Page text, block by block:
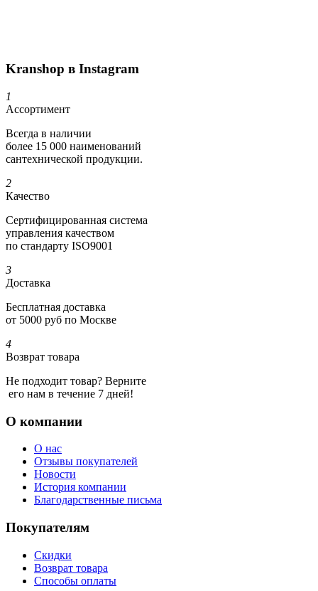
Kranshop в Instagram
1
Ассортимент
Всегда в наличии
более 15 000 наименований
сантехнической продукции.
2
Качество
Сертифициро­ванная система
управления качеством
по стандарту ISO9001
3
Доставка
Бесплатная доставка
от 5000 руб по Москве
4
Возврат товара
Не подходит товар? Верните
его нам в течение 7 дней!
О компании
О нас
Отзывы покупателей
Новости
История компании
Благодарственные письма
Покупателям
Скидки
Возврат товара
Способы оплаты